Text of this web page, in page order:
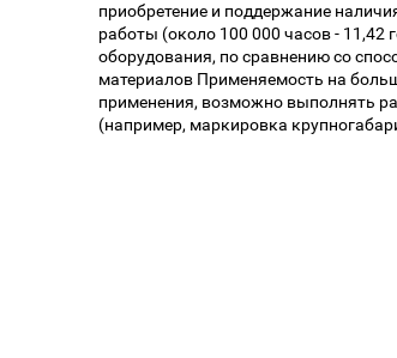
приобретение и поддержание
работы (около 100 000 часов - 11,42
оборудования, по сравнению со
материалов Применяемость на
применения, возможно выполнять
(например, маркировка